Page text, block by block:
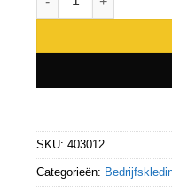
SKU:403012
Categorieën: